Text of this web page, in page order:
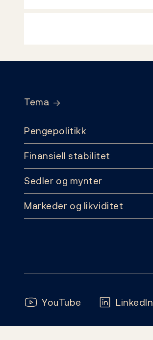
Tema
Pengepolitikk
Finansiell stabilitet
Sedler og mynter
Markeder og likviditet
Følg oss:
YouTube LinkedIn